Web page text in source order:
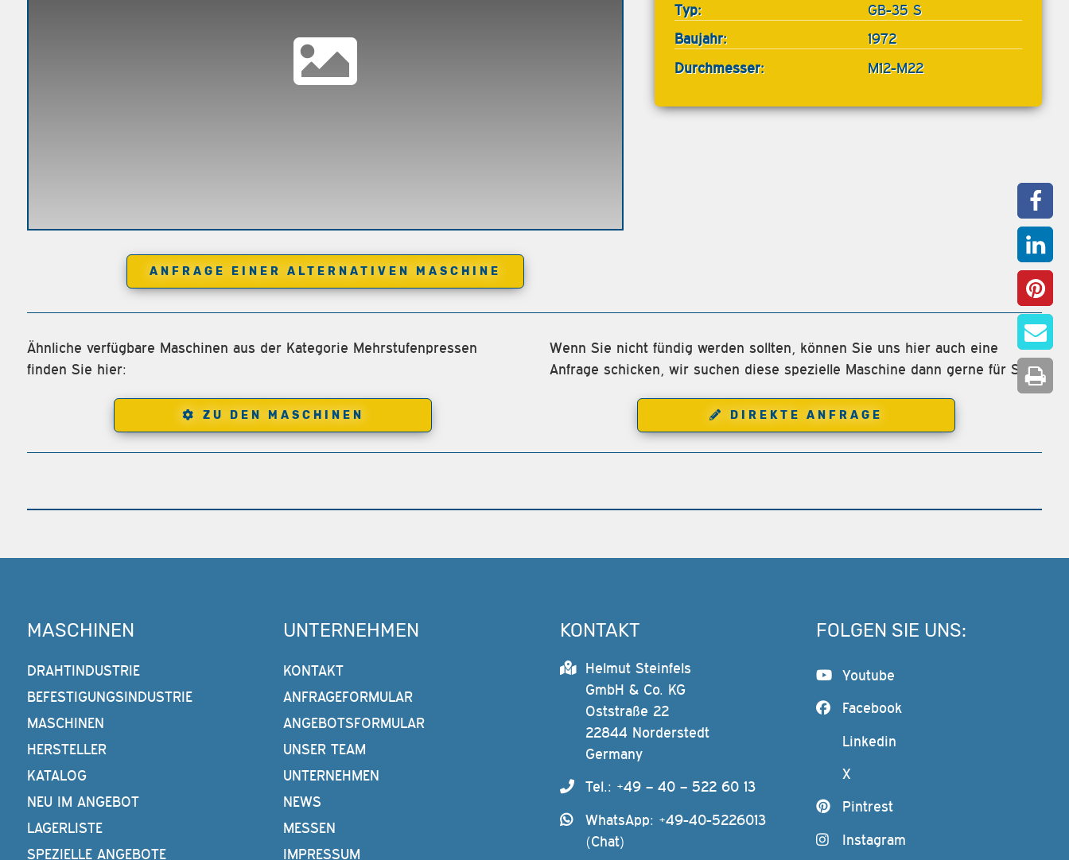
ANFRAGE EINER ALTERNATIVEN MASCHINE
Typ:
GB-35 S
Baujahr:
1972
Durchmesser:
M12-M22
Ähnliche verfügbare Maschinen aus der Kategorie Mehrstufenpressen
finden Sie hier:
ZU DEN MASCHINEN
Wenn Sie nicht fündig werden sollten, können Sie uns hier auch eine
Anfrage schicken, wir suchen diese spezielle Maschine dann gerne für Sie.
DIREKTE ANFRAGE
MASCHINEN
DRAHTINDUSTRIE
BEFESTIGUNGSINDUSTRIE
MASCHINEN
HERSTELLER
KATALOG
NEU IM ANGEBOT
LAGERLISTE
SPEZIELLE ANGEBOTE
UNTERNEHMEN
KONTAKT
ANFRAGEFORMULAR
ANGEBOTSFORMULAR
UNSER TEAM
UNTERNEHMEN
NEWS
MESSEN
IMPRESSUM
KONTAKT
Helmut Steinfels
GmbH & Co. KG
Oststraße 22
22844 Norderstedt
Germany
Tel.: +49 – 40 – 522 60 13
WhatsApp: +49-40-5226013
(Chat)
FOLGEN SIE UNS:
Youtube
Facebook
Linkedin
X
Pintrest
Instagram